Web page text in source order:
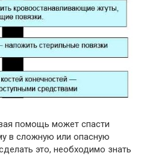
помощь может спасти
в сложную или опасную
это, необходимо знать